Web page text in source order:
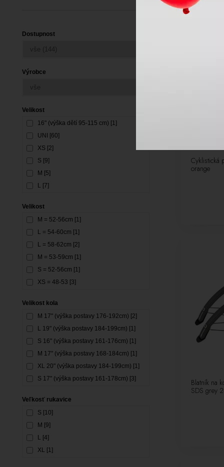
Cyklistická
orange
Blatník na
SDS grey
Dostupnost
Výrobce
Velikost
16" (výška dětí 95-115 cm) [1]
UNI [60]
XS [2]
S [9]
M [5]
L [7]
XXL [4]
Velikost
M = 52-56cm [1]
L = 54-60cm [1]
L = 58-62cm [2]
M = 53-59cm [1]
S = 52-56cm [1]
XS = 48-53 [3]
L = 58-61cm [8]
Velikost kola
M 17" (výška postavy 176-192cm) [2]
L 19" (výška postavy 184-199cm) [1]
S 16" (výška postavy 161-176cm) [1]
M 17" (výška postavy 168-184cm) [1]
XL 20" (výška postavy 184-199cm) [1]
S 17" (výška postavy 161-178cm) [3]
DM 17" (výška postavy 168-186cm) [1]
DXS 15" (výška postavy 153-166cm) [1]
DM 17" (výška postavy 154-174cm) [1]
S 17" (výška postavy 154-174cm) [1]
L 21" (výška postavy 174-194cm) [1]
Veľkosť rukavice
S [10]
M [9]
L [4]
XL [1]